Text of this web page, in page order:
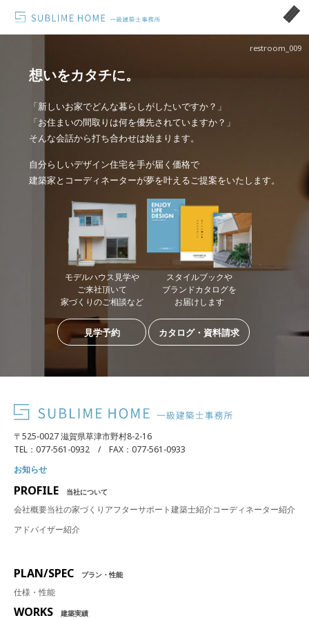
restroom_009
想いをカタチに。
「新しいお家でどんな暮らしがしたいですか？」
「お住まいの間取りは何を優先されていますか？」
そんな会話から打ち合わせは始まります。
自分らしいデザイン住宅を手が届く価格で
建築家とコーディネーターが夢を叶えるご提案をいたします。
モデルハウス見学や
ご来社頂いて
家づくりのご相談など
見学予約
スタイルブックや
ブランドカタログを
お届けします
カタログ・資料請求
〒525-0027 滋賀県草津市野村8-2-16
TEL：077-561-0932 / FAX：077-561-0933
お知らせ
PROFILE 当社について
会社概要当社の家づくり アフターサポート建築士紹介コーディネーター紹介
アドバイザー紹介
PLAN/SPEC プラン・性能
仕様・性能
WORKS 建築実績